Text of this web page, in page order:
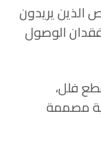
الذين يريدون
الوصول
فلل،
مصممة